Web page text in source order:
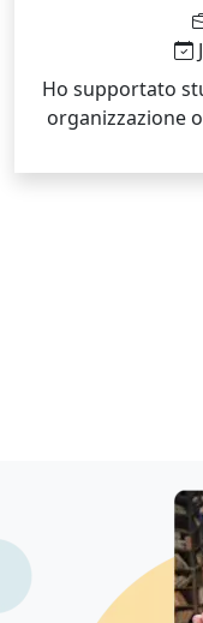
Ho supportato
organizzazione
disposizione la
per creare